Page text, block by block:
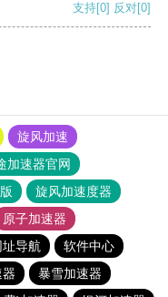
支持[0] 反对[0]
旋风加速
加速器官网
旋风加速度器
原子加速器
导航
软件中心
暴雪加速器